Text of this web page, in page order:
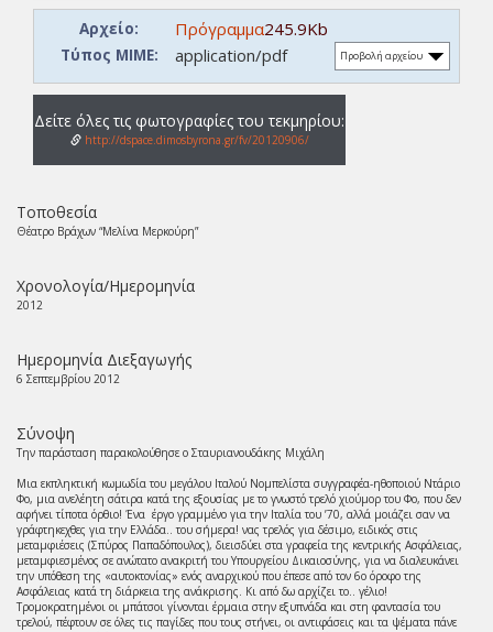
Αρχείο: Πρόγραμμα245.9Kb
Προβολή αρχείου
Τύπος ΜΙΜΕ: application/pdf
Δείτε όλες τις φωτογραφίες του τεκμηρίου:
http://dspace.dimosbyrona.gr/fv/20120906/
Τοποθεσία
Θέατρο Βράχων “Μελίνα Μερκούρη”
Χρονολογία/Ημερομηνία
2012
Ημερομηνία Διεξαγωγής
6 Σεπτεμβρίου 2012
Σύνοψη
Την παράσταση παρακολούθησε ο Σταυριανουδάκης Μιχάλη
Μια εκπληκτική κωμωδία του μεγάλου Ιταλού Νομπελίστα συγγραφέα-ηθοποιού Ντάριο
Φο, μια ανελέητη σάτιρα κατά της εξουσίας με το γνωστό τρελό χιούμορ του Φο, που δεν
αφήνει τίποτα όρθιο! Ένα έργο γραμμένο για την Ιταλία του ’70, αλλά μοιάζει σαν να
γράφτηκεχθες για την Ελλάδα.. του σήμερα! νας τρελός για δέσιμο, ειδικός στις
μεταμφιέσεις (Σπύρος Παπαδόπουλος), διεισδύει στα γραφεία της κεντρικής Ασφάλειας,
μεταμφιεσμένος σε ανώτατο ανακριτή του Υπουργείου Δικαιοσύνης, για να διαλευκάνει
την υπόθεση της «αυτοκτονίας» ενός αναρχικού που έπεσε από τον 6ο όροφο της
Ασφάλειας κατά τη διάρκεια της ανάκρισης. Κι από δω αρχίζει το.. γέλιο!
Τρομοκρατημένοι οι μπάτσοι γίνονται έρμαια στην εξυπνάδα και στη φαντασία του
τρελού, πέφτουν σε όλες τις παγίδες που τους στήνει, οι αντιφάσεις και τα ψέματα πάνε